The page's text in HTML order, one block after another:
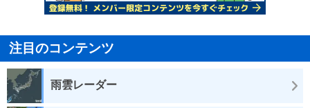
注目のコンテンツ
雨雲レーダー